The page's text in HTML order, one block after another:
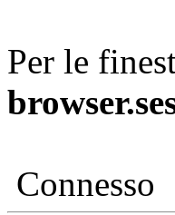
Per le
Connesso